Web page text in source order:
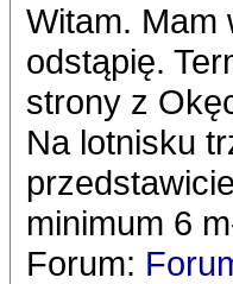
Witam. Mam
odstąpię.
strony z
Na lotnisku
minimum 6
Forum: